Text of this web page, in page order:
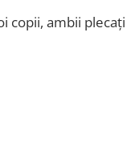
copii, ambii plecați